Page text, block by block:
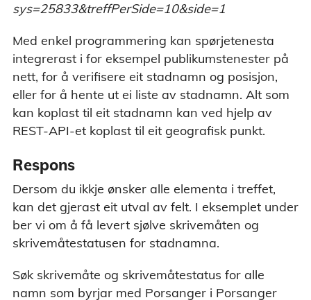
sys=25833&treffPerSide=10&side=1
Med enkel programmering kan spørjetenesta
integrerast i for eksempel publikumstenester på
nett, for å verifisere eit stadnamn og posisjon,
eller for å hente ut ei liste av stadnamn. Alt som
kan koplast til eit stadnamn kan ved hjelp av
REST-API-et koplast til eit geografisk punkt.
Respons
Dersom du ikkje ønsker alle elementa i treffet,
kan det gjerast eit utval av felt. I eksemplet under
ber vi om å få levert sjølve skrivemåten og
skrivemåtestatusen for stadnamna.
Søk skrivemåte og skrivemåtestatus for alle
namn som byrjar med Porsanger i Porsanger